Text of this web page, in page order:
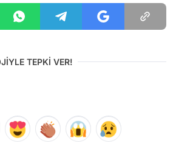
TEPKİ VER!